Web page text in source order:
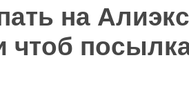
на
чтоб